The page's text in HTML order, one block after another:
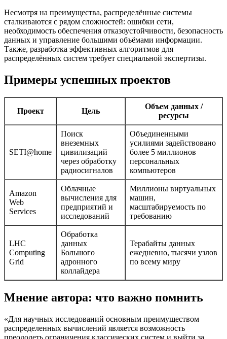
Несмотря на преимущества, распределённые системы
сталкиваются с рядом сложностей: ошибки сети,
необходимость обеспечения отказоустойчивости, безопасность
данных и управление большими объёмами информации.
Также, разработка эффективных алгоритмов для
распределённых систем требует специальной экспертизы.
Примеры успешных проектов
Проект Цель
Объем данных /
ресурсы
SETI@home
Поиск
внеземных
цивилизаций
через обработку
радиосигналов
Объединенными
усилиями задействовано
более 5 миллионов
персональных
компьютеров
Amazon
Web
Services
Облачные
вычисления для
предприятий и
исследований
Миллионы виртуальных
машин,
масштабируемость по
требованию
LHC
Computing
Grid
Обработка
данных
Большого
адронного
коллайдера
Терабайты данных
ежедневно, тысячи узлов
по всему миру
Мнение автора: что важно помнить
«Для научных исследований основным преимуществом
распределенных вычислений является возможность
преодолеть ограничения классических систем и выйти за